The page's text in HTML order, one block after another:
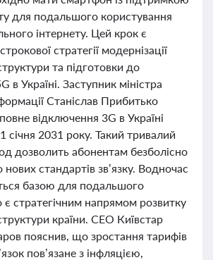
для подальшого користування
інтернету. Цей крок є
стратегії модернізації
та підготовки до
в Україні. Заступник міністра
Станіслав Прибитько
відключення 3G в Україні
січня 2031 року. Такий тривалий
дозволить абонентам безболісно
стандартів зв’язку. Водночас
базою для подальшого
стратегічним напрямом розвитку
країни. CEO Київстар
пояснив, що зростання тарифів
пов’язане з інфляцією,